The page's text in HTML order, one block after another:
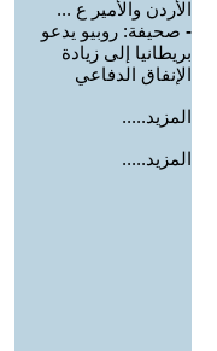
الأردن والأمير ع ...
- صحيفة: روبيو يدعو
بريطانيا إلى زيادة
الإنفاق الدفاعي
المزيد.....
المزيد.....